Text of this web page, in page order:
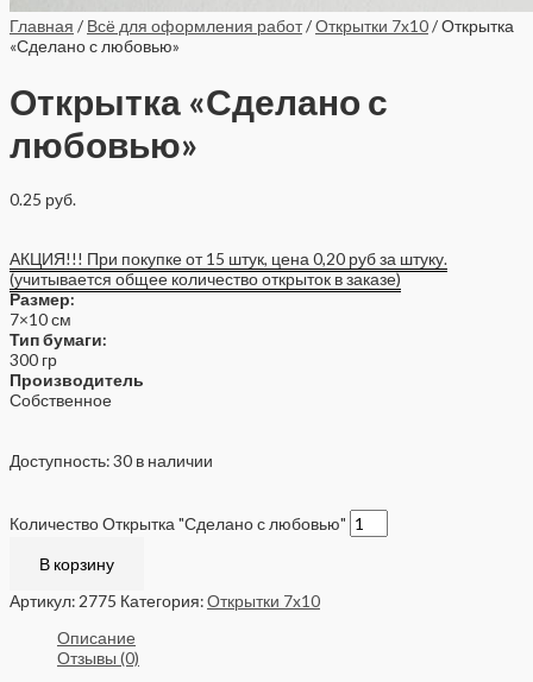
Главная / Всё для оформления работ/Открытки 7x10/ Открытка
«Сделано с любовью»
Открытка «Сделано с
любовью»
0.25 руб.
АКЦИЯ!!! При покупке от 15 штук, цена 0,20 руб за штуку.
(учитывается общее количество открыток в заказе)
Размер:
7×10 см
Тип бумаги:
300 гр
Производитель
Собственное
Доступность:30 в наличии
Количество Открытка "Сделано с любовью"
В корзину
Артикул: 2775 Категория:Открытки 7x10
Описание
Отзывы (0)